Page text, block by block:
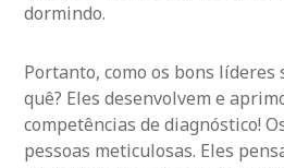
dormindo.
Portanto, como os bons líderes
quê? Eles desenvolvem e
competências de diagnóstico!
pessoas meticulosas. Eles